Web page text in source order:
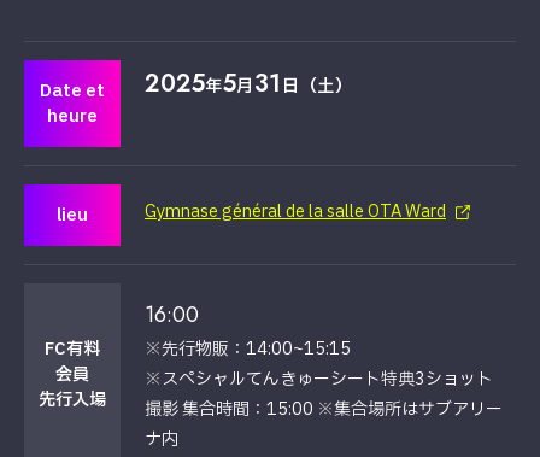
Date et
heure
2025年5月31 日（土）
lieu Gymnase général de la salle OTA Ward
FC有料
会員
先行入場
16:00
※先行物販：14:00~15:15
※スペシャルてんきゅーシート特典3ショット
撮影 集合時間：15:00 ※集合場所はサブアリー
ナ内